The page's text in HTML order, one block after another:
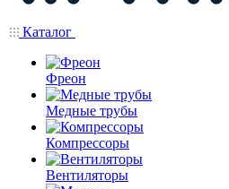
Каталог
Фреон
Медные трубы
Компрессоры
Вентиляторы